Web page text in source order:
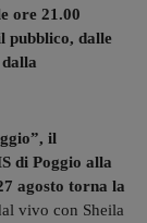
ore 21.00
pubblico, dalle
il
di Poggio alla
agosto torna la
vivo con Sheila